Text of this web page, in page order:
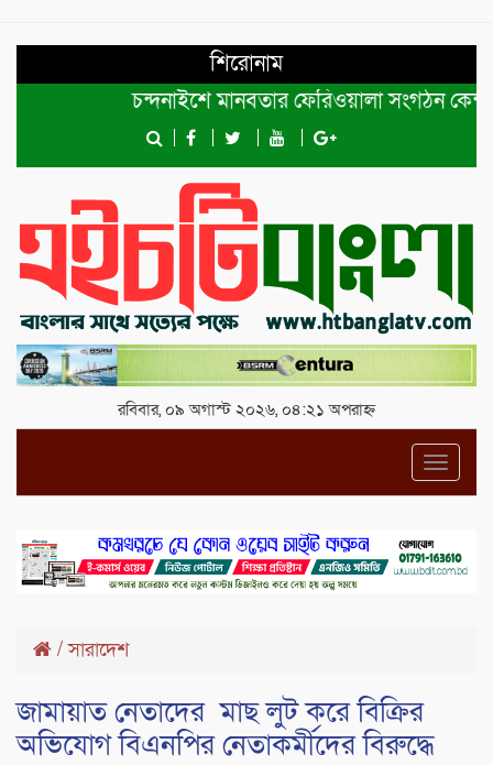
শিরোনাম
চন্দনাইশে মানবতার ফেরিওয়ালা সংগঠন কেন্দ্রীয়
রবিবার, ০৯ অগাস্ট ২০২৬, ০৪:২১ অপরাহ্ন
/সারাদেশ
জামায়াত নেতাদের মাছ লুট করে বিক্রির
অভিযোগ বিএনপির নেতাকর্মীদের বিরুদ্ধে